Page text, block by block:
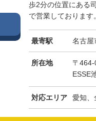
歩2分の位置にある
で営業しております
最寄駅 名古屋
所在地
〒
ESSE
対応エリア 愛知、